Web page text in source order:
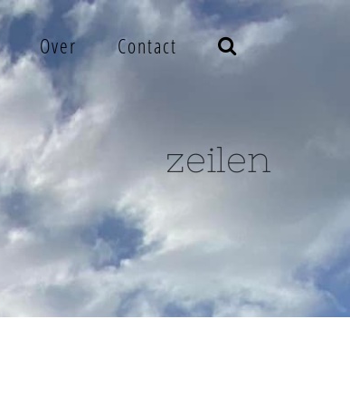
Over Contact
zeilen